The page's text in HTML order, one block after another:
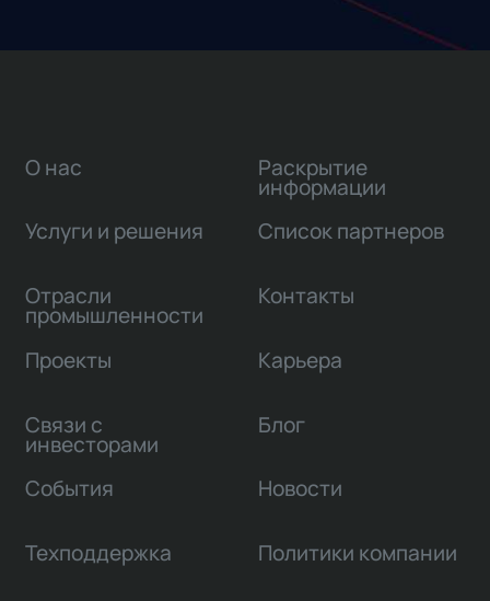
О нас
Услуги и решения
Отрасли
промышленности
Проекты
Связи с
инвесторами
Раскрытие
информации
Список партнеров
Контакты
Карьера
Блог
События Новости
Техподдержка Политики компании